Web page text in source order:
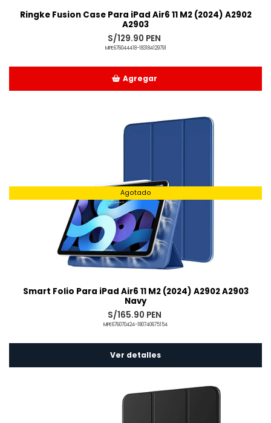
Ringke Fusion Case Para iPad Air6 11 M2 (2024) A2902
A2903
S/129.90 PEN
MPE676044418-183184129791
Agregar
Agotado
Smart Folio Para iPad Air6 11 M2 (2024) A2902 A2903
Navy
S/165.90 PEN
MPE676070424-180740675154
Ver detalles